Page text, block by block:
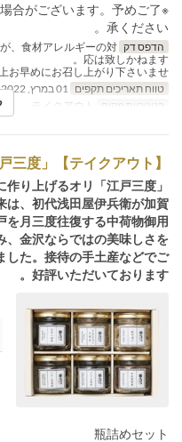
合がございます。予めご了
承ください。
הדפס דק 、食材アレルギーの対
応は致しかねます。
早めにお召し上がり下さいませ。
טווח תאריכים תקפים
קטגוריית מקום
【テイクアウト】「江戸三度」6個入
に作り上げるオリ
は、初代浅田屋伊兵衛が加賀
を月三度往復する中荷物御用
、金沢ならではの美味しさを
した。接待の手土産などでご
好評いただいております。
瓶詰めセット